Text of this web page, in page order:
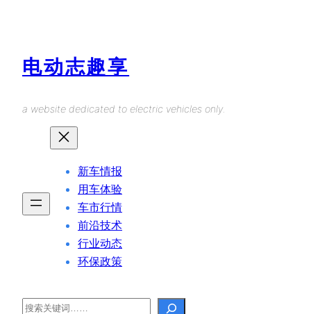
电动志趣享
a website dedicated to electric vehicles only.
新车情报
用车体验
车市行情
前沿技术
行业动态
环保政策
Search